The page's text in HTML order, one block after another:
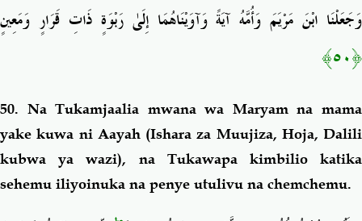
وَجَعَلْنَا ابْنَ مَرْيَمَ وَأُمَّهُ آيَةً وَآوَيْنَاهُمَا إِلَىٰ رَبْوَةٍ ذَاتِ قَرَارٍ وَمَعِينٍ
﴿٥٠﴾
50. Na Tukamjaalia mwana wa Maryam na mama
yake kuwa ni Aayah (Ishara za Muujiza, Hoja, Dalili
kubwa ya wazi), na Tukawapa kimbilio katika
sehemu iliyoinuka na penye utulivu na chemchemu.